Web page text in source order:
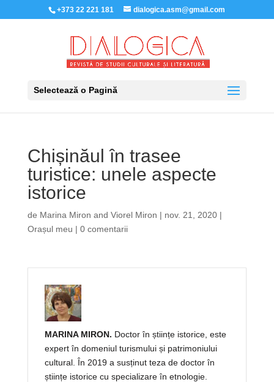
+373 22 221 181 dialogica.asm@gmail.com
Selectează o Pagină
Chișinăul în trasee
turistice: unele aspecte
istorice
de Marina Miron and Viorel Miron | nov. 21, 2020|
Orașul meu | 0 comentarii
MARINA MIRON. Doctor în științe istorice, este
expert în domeniul turismului și patrimoniului
cultural. În 2019 a susținut teza de doctor în
științe istorice cu specializare în etnologie.